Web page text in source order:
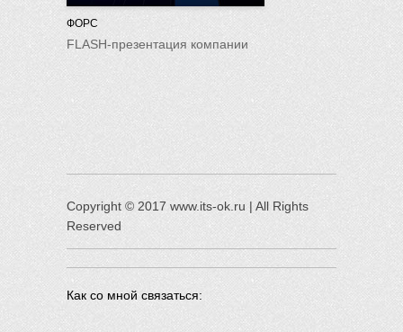
ФОРС
FLASH-презентация компании
Copyright © 2017 www.its-ok.ru | All Rights
Reserved
Как со мной связаться: